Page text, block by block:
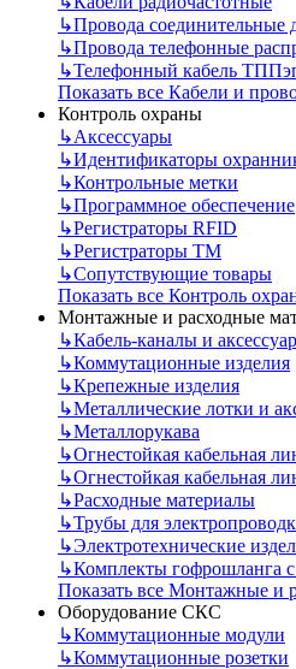
↳Провода соединительные
↳Провода телефонные
↳Телефонный кабель
Показать все Кабели и
Контроль охраны
↳Аксессуары
↳Идентификаторы
↳Контрольные метки
↳Программное обеспечение
↳Регистраторы RFID
↳Регистраторы ТМ
↳Сопутствующие товары
Показать все Контроль
Монтажные и расходные
↳Кабель-каналы и
↳Коммутационные изделия
↳Крепежные изделия
↳Металлические лотки и
↳Металлорукава
↳Огнестойкая кабельная
↳Огнестойкая кабельная
↳Расходные материалы
↳Трубы для
↳Электротехнические
↳Комплекты гофрошланга
Показать все Монтажные и
Оборудование СКС
↳Коммутационные модули
↳Коммутационные розетки